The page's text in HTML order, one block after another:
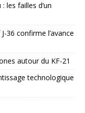
les failles d’un
36 confirme l’avance
autour du KF-21
technologique